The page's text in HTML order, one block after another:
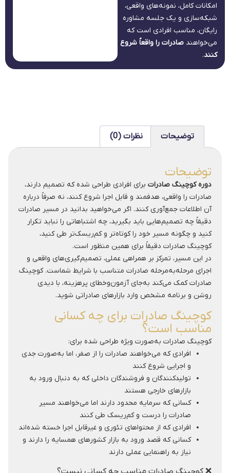
امکانات کامل، نمونه‌های واقعی،
شبکه‌سازی و یک جلسه مشاوره
رایگان، مناسب افرادی است که
می‌خواهند صادرات را واقعاً شروع
کنند.
توضیحات نظرات (0)
توضیحات
دوره کوچینگ صادرات برای افرادی طراحی شده که تصمیم دارند،
صادرات را واقعی، هدفمند و قابل اجرا شروع کنند، نه صرفاً درباره
آن اطلاعات جمع‌آوری کنند. اگر می‌خواهید بدانید در مسیر صادرات
دقیقاً چه تصمیم‌هایی باید بگیرید، چه اشتباهاتی را نباید تکرار
کنید و چگونه مسیر خود را کوتاه‌تر و کم‌ریسک‌تر طی کنید،
کوچینگ صادرات دقیقاً برای همین منظور است.
در این مسیر، تمرکز بر همراهی عملی، تصمیم‌گیری‌های واقعی و
اجرای مرحله‌به‌مرحله صادرات متناسب با شرایط شماست. کوچینگ
صادرات کمک می‌کند به‌جای آزمون‌وخطای پرهزینه، با دیدی
روشن و برنامه مشخص وارد بازارهای صادراتی شوید.
کوچینگ صادرات برای چه کسانی
مناسب است؟
کوچینگ صادرات به‌صورت ویژه طراحی شده برای:
افرادی که می‌خواهند صادرات را از صفر، اما به‌صورت جدی
و اجرایی شروع کنند
تولیدکنندگان و فروشندگان داخلی که به دنبال ورود به
بازارهای خارجی هستند
کسانی که سرمایه محدود دارند اما می‌خواهند مسیر
صادرات را درست و کم‌ریسک طی کنند
افرادی که از محتواهای تئوری و غیرقابل اجرا خسته شده‌اند
کسانی که قصد ورود به بازار کشورهای همسایه را دارند و
نیاز به راهنمایی عملی دارند